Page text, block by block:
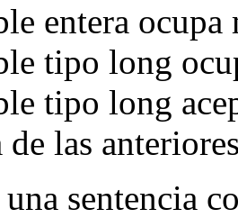
entera ocupa
tipo long
tipo long
las
sentencia